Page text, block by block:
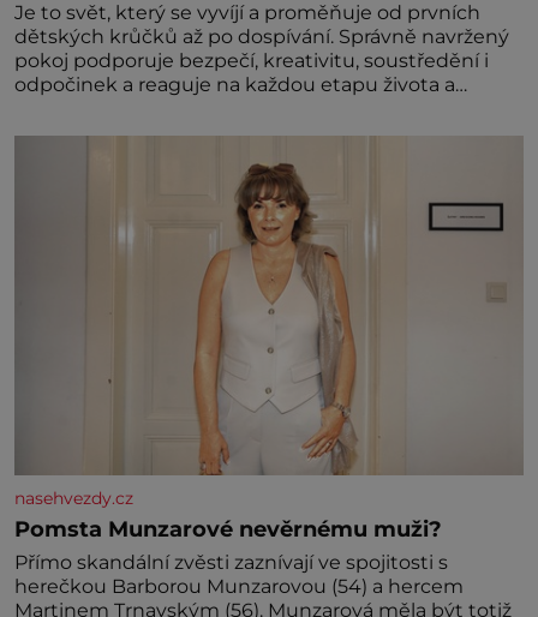
Je to svět, který se vyvíjí a proměňuje od prvních
dětských krůčků až po dospívání. Správně navržený
pokoj podporuje bezpečí, kreativitu, soustředění i
odpočinek a reaguje na každou etapu života a
jednoduchost, měkkost a bezpečí, proto by pokoj
nasehvezdy.cz
Pomsta Munzarové nevěrnému muži?
Přímo skandální zvěsti zaznívají ve spojitosti s
herečkou Barborou Munzarovou (54) a hercem
Martinem Trnavským (56). Munzarová měla být totiž